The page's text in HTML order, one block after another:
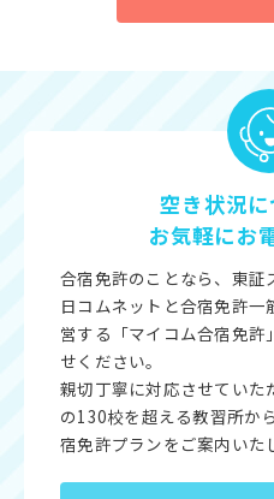
空き状況
お気軽にお
合宿免許のことなら、東証
日コムネットと合宿免許
営する「マイコム合宿免許
せください。
親切丁寧に対応させていた
の130校を超える教習所か
宿免許プランをご案内いた